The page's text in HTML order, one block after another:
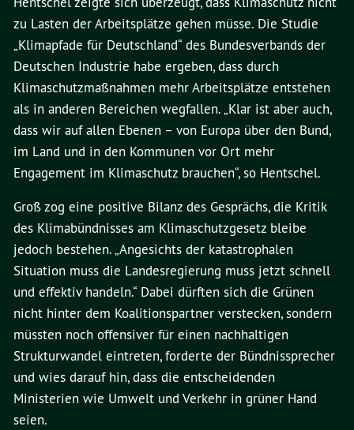
zu Lasten der Arbeitsplätze gehen müsse. Die Studie
„Klimapfade für Deutschland“ des Bundesverbands der
Deutschen Industrie habe ergeben, dass durch
Klimaschutzmaßnahmen mehr Arbeitsplätze entstehen
als in anderen Bereichen wegfallen. „Klar ist aber auch,
dass wir auf allen Ebenen – von Europa über den Bund,
im Land und in den Kommunen vor Ort mehr
Engagement im Klimaschutz brauchen“, so Hentschel.
Groß zog eine positive Bilanz des Gesprächs, die Kritik
des Klimabündnisses am Klimaschutzgesetz bleibe
jedoch bestehen. „Angesichts der katastrophalen
Situation muss die Landesregierung muss jetzt schnell
und effektiv handeln.“ Dabei dürften sich die Grünen
nicht hinter dem Koalitionspartner verstecken, sondern
müssten noch offensiver für einen nachhaltigen
Strukturwandel eintreten, forderte der Bündnissprecher
und wies darauf hin, dass die entscheidenden
Ministerien wie Umwelt und Verkehr in grüner Hand
seien.